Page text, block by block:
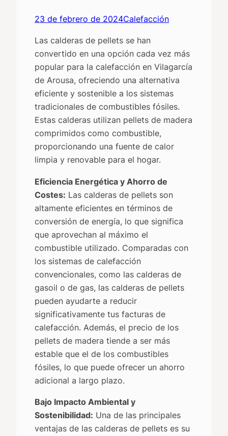
23 de febrero de 2024Calefacción
Las calderas de pellets se han
convertido en una opción cada vez más
popular para la calefacción en Vilagarcía
de Arousa, ofreciendo una alternativa
eficiente y sostenible a los sistemas
tradicionales de combustibles fósiles.
Estas calderas utilizan pellets de madera
comprimidos como combustible,
proporcionando una fuente de calor
limpia y renovable para el hogar.
Eficiencia Energética y Ahorro de
Costes: Las calderas de pellets son
altamente eficientes en términos de
conversión de energía, lo que significa
que aprovechan al máximo el
combustible utilizado. Comparadas con
los sistemas de calefacción
convencionales, como las calderas de
gasoil o de gas, las calderas de pellets
pueden ayudarte a reducir
significativamente tus facturas de
calefacción. Además, el precio de los
pellets de madera tiende a ser más
estable que el de los combustibles
fósiles, lo que puede ofrecer un ahorro
adicional a largo plazo.
Bajo Impacto Ambiental y
Sostenibilidad: Una de las principales
ventajas de las calderas de pellets es su